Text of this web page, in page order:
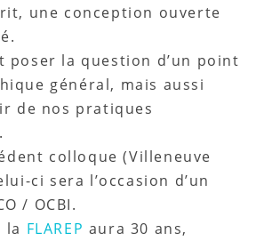
une conception ouverte
poser la question d’un point
général, mais aussi
de nos pratiques
colloque (Villeneuve
ci sera l’occasion d’un
/ OCBI.
la FLAREP aura 30 ans,